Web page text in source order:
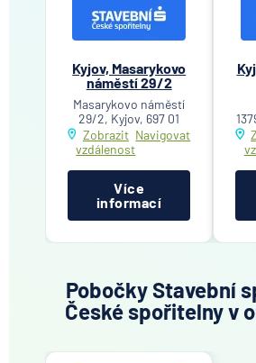
Kyjov, Masarykovo
náměstí 29/2
Masarykovo náměstí
29/2, Kyjov, 697 01
Zobrazit
vzdálenost
Navigovat
Více
informací
Pobočky Stavební
České spořitelny v